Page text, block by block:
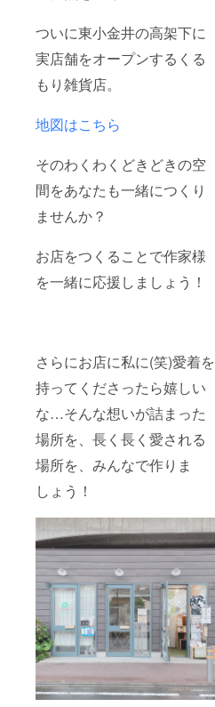
ついに東小金井の高架下に
実店舗をオープンするくる
もり雑貨店。
地図はこちら
そのわくわくどきどきの空
間をあなたも一緒につくり
ませんか？
お店をつくることで作家様
を一緒に応援しましょう！
さらにお店に私に(笑)愛着を
持ってくださったら嬉しい
な…そんな想いが詰まった
場所を、長く長く愛される
場所を、みんなで作りま
しょう！